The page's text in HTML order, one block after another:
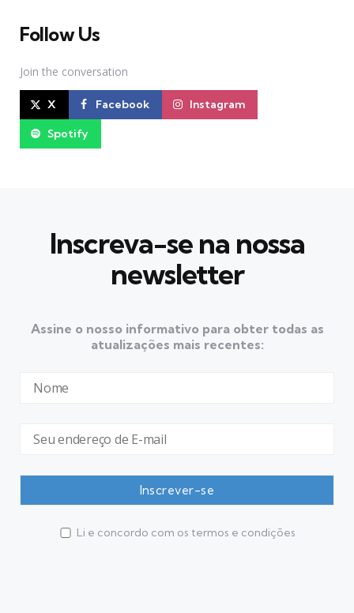
Follow Us
Join the conversation
X Facebook Instagram
Spotify
Inscreva-se na nossa
newsletter
Assine o nosso informativo para obter todas as
atualizações mais recentes:
Li e concordo com os termos e condições